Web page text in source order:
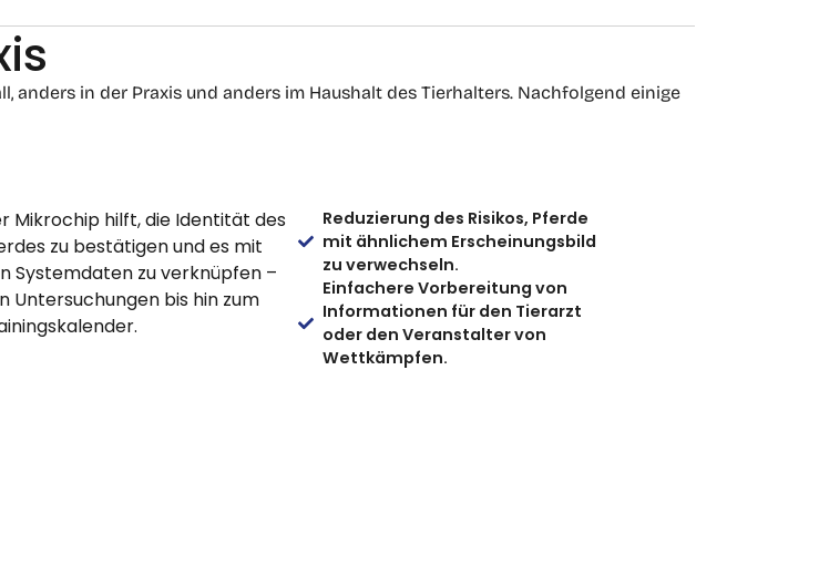
in der Praxis und anders im Haushalt des Tierhalters. Nachfolgend einige
Mikrochip hilft, die Identität des
zu bestätigen und es mit
Systemdaten zu verknüpfen –
Untersuchungen bis hin zum
Reduzierung des Risikos, Pferde
mit ähnlichem Erscheinungsbild
zu verwechseln.
Einfachere Vorbereitung von
Informationen für den Tierarzt
oder den Veranstalter von
Wettkämpfen.